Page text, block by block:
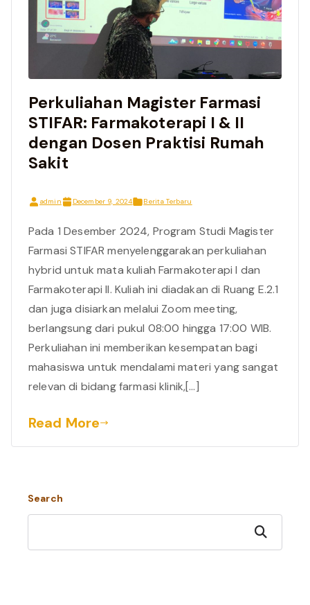
Perkuliahan Magister Farmasi
STIFAR: Farmakoterapi I & II
dengan Dosen Praktisi Rumah
Sakit
admin December 9, 2024 Berita Terbaru
Pada 1 Desember 2024, Program Studi Magister
Farmasi STIFAR menyelenggarakan perkuliahan
hybrid untuk mata kuliah Farmakoterapi I dan
Farmakoterapi II. Kuliah ini diadakan di Ruang E.2.1
dan juga disiarkan melalui Zoom meeting,
berlangsung dari pukul 08:00 hingga 17:00 WIB.
Perkuliahan ini memberikan kesempatan bagi
mahasiswa untuk mendalami materi yang sangat
relevan di bidang farmasi klinik,[…]
Read More
Search
Search